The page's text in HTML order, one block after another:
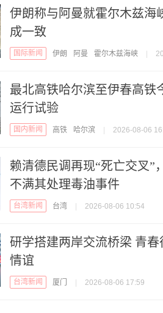
伊朗称与阿曼就霍尔木兹海
成一致
国际新闻 伊朗 阿曼 霍尔木兹海峡
最北高铁哈尔滨至伊春高铁
运行试验
国内新闻 高铁 哈尔滨 2026-08-06
赖清德民调再现“死亡交叉”
不满其处理毒油事件
台湾新闻 台湾 2026-08-06 10:54
研学搭建两岸交流桥梁 青
情谊
台湾新闻 厦门 2026-08-06 17:59